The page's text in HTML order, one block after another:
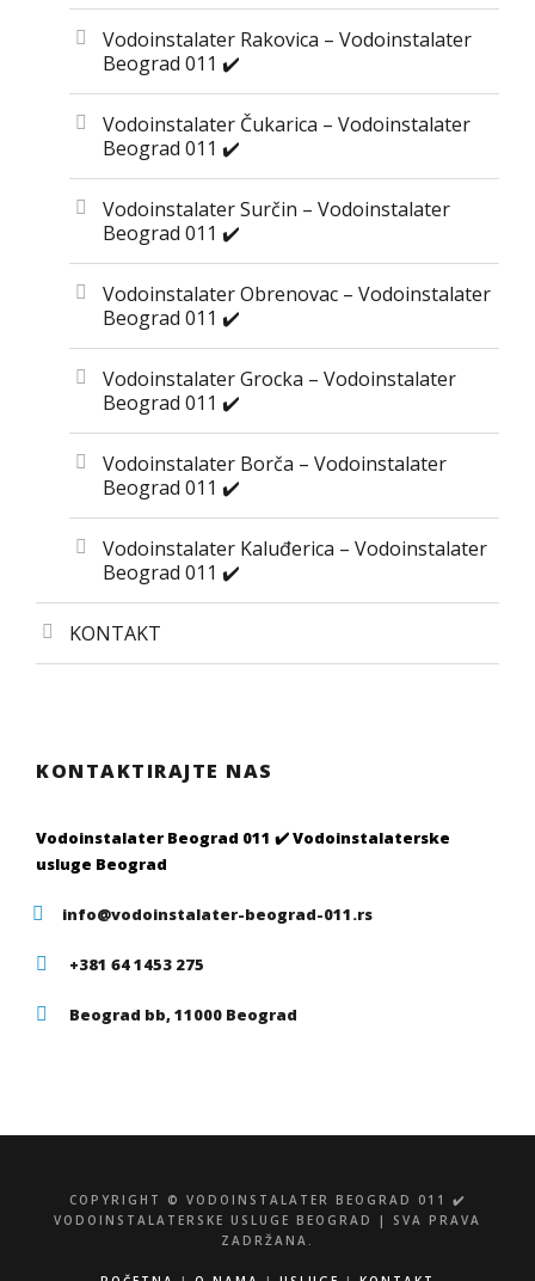
Vodoinstalater Rakovica – Vodoinstalater
Beograd 011 ✔️
Vodoinstalater Čukarica – Vodoinstalater
Beograd 011 ✔️
Vodoinstalater Surčin – Vodoinstalater
Beograd 011 ✔️
Vodoinstalater Obrenovac – Vodoinstalater
Beograd 011 ✔️
Vodoinstalater Grocka – Vodoinstalater
Beograd 011 ✔️
Vodoinstalater Borča – Vodoinstalater
Beograd 011 ✔️
Vodoinstalater Kaluđerica – Vodoinstalater
Beograd 011 ✔️
KONTAKT
KONTAKTIRAJTE NAS
Vodoinstalater Beograd 011 ✔️ Vodoinstalaterske
usluge Beograd
info@vodoinstalater-beograd-011.rs
+381 64 1453 275
Beograd bb, 11000 Beograd
COPYRIGHT © VODOINSTALATER BEOGRAD 011 ✔️
VODOINSTALATERSKE USLUGE BEOGRAD | SVA PRAVA
ZADRŽANA.